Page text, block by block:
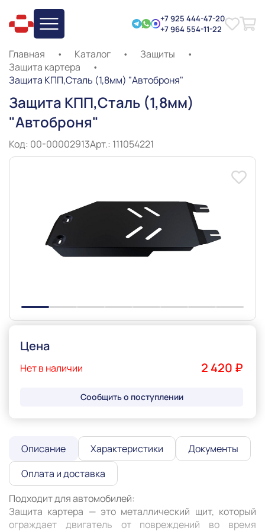
+7 925 444-47-20
+7 964 554-11-22
Главная • Каталог • Защиты
•
Защита картера
•
Защита КПП,Сталь (1,8мм) "Автоброня"
Защита КПП,Сталь (1,8мм)
"Автоброня"
Код: 00-00002913Арт.: 111054221
Slide 1 of 8
Цена
Нет в наличии 2 420 ₽
Сообщить о поступлении
Описание Характеристики
Документы
Оплата и доставка
Подходит для автомобилей:
Защита картера — это металлический щит, который
ограждает двигатель от повреждений во время